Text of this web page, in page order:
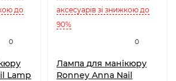
0
до
Lamp
0
аксесуарів зі знижкою до
90%
Лампа для манікюру
Ronney Anna Nail